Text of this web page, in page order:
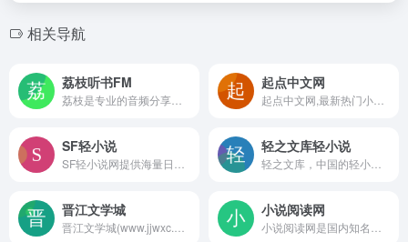
相关导航
荔枝听书FM 起点中文网
SF轻小说 轻之文库轻小说
晋江文学城 小说阅读网